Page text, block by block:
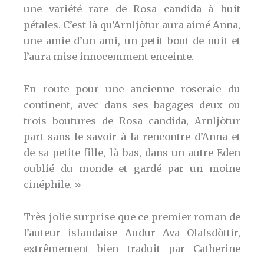
une variété rare de Rosa candida à huit
pétales. C’est là qu’Arnljòtur aura aimé Anna,
une amie d’un ami, un petit bout de nuit et
l’aura mise innocemment enceinte.
En route pour une ancienne roseraie du
continent, avec dans ses bagages deux ou
trois boutures de Rosa candida, Arnljòtur
part sans le savoir à la rencontre d’Anna et
de sa petite fille, là-bas, dans un autre Eden
oublié du monde et gardé par un moine
cinéphile. »
Très jolie surprise que ce premier roman de
l’auteur islandaise Audur Ava Olafsdòttir,
extrêmement bien traduit par Catherine